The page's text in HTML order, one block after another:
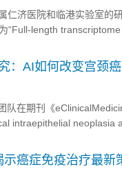
仁济医院和临港实验室的
“Full-length
：AI如何改变宫颈
队在期刊《
intraepithelial neoplasia
示癌症免疫治疗最新